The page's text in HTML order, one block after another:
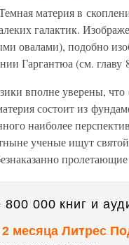
материя в
галактик.
овалами), подобно
Гаргантюа (см. главу
вполне уверены,
состоит из
наиболее
ученые ищут
000 книг и
2 месяца Литрес